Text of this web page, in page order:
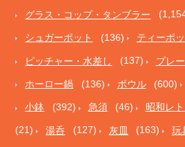
グラス・コップ・タンブラー
シュガーポット (136) ティーポ
ピッチャー・水差し (137) プレ
ホーロー鍋 (136) ボウル (600)
小鉢 (392) 急須 (46) 昭和レ
(21) 湯呑 (127) 灰皿 (163) 玩